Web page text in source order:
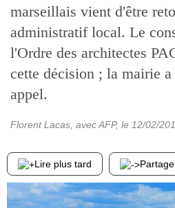
marseillais vient d'être
administratif local. Le
l'Ordre des architectes
cette décision ; la mairie
appel.
Florent Lacas, avec AFP, le 12/02/
Lire plus tard